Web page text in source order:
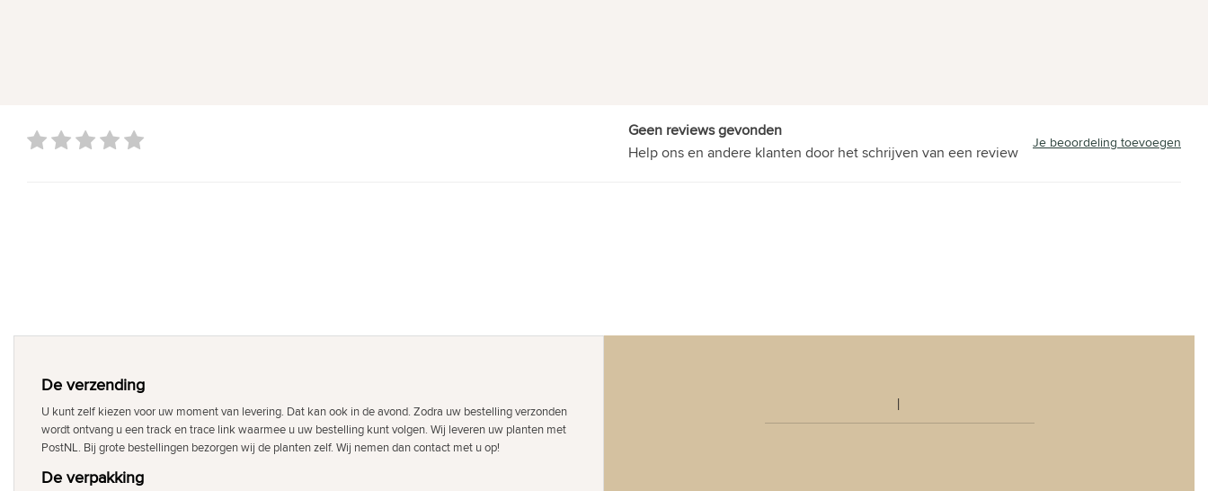
Geen reviews gevonden
Help ons en andere klanten door het schrijven van een review
Je beoordeling toevoegen
De verzending
U kunt zelf kiezen voor uw moment van levering. Dat kan ook in de avond. Zodra uw bestelling verzonden
wordt ontvang u een track en trace link waarmee u uw bestelling kunt volgen. Wij leveren uw planten met
PostNL. Bij grote bestellingen bezorgen wij de planten zelf. Wij nemen dan contact met u op!
De verpakking